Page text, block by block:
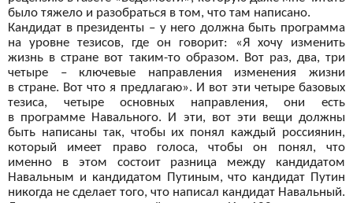
было тяжело и разобраться в том, что там написано.
Кандидат в президенты – у него должна быть программа
на
уровне тезисов, где он
говорит: «Я хочу изменить
жизнь в стране вот таким-то образом. Вот раз, два, три
четыре – ключевые направления изменения жизни
в стране. Вот что я предлагаю». И вот эти четыре базовых
тезиса, четыре основных направления, они есть
в программе Навального. И эти, вот эти вещи должны
быть написаны так, чтобы их понял каждый россиянин,
который имеет право голоса, чтобы он
понял, что
именно
в
этом состоит разница между кандидатом
Навальным и кандидатом Путиным, что кандидат Путин
никогда не сделает того, что написал кандидат Навальный.